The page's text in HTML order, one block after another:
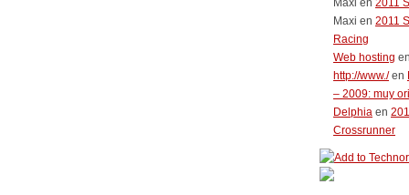
Maxi en 2011
Maxi en 2011
Racing
Web hosting
http://www./en
– 2009: muy
Delphia en
Crossrunner